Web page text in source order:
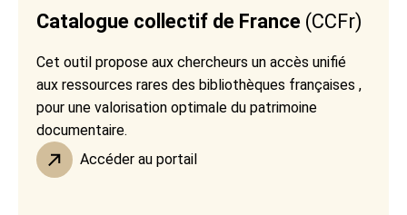
Catalogue collectif de France (CCFr)
Cet outil propose aux chercheurs un accès unifié
aux ressources rares des bibliothèques françaises ,
pour une valorisation optimale du patrimoine
documentaire.
Accéder au portail